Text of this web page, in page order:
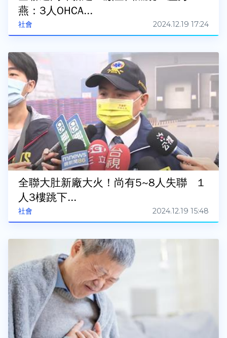
社會
燕：3人OHCA...
2024.12.19 17:24
社會
全聯大肚新廠大火！尚有5~8人失聯 1
人3樓跳下...
2024.12.19 15:48